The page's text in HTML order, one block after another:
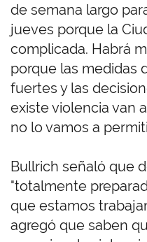
de semana largo
jueves porque la
complicada. Habrá
porque las medidas
fuertes y las
existe violencia van
no lo vamos a
Bullrich señaló que
"totalmente
que estamos
agregó que saben